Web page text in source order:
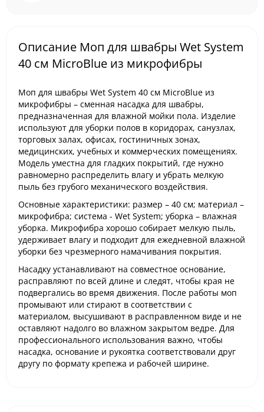
Описание Моп для швабры Wet System
40 см MicroBlue из микрофибры
Моп для швабры Wet System 40 см MicroBlue из
микрофибры – сменная насадка для швабры,
предназначенная для влажной мойки пола. Изделие
используют для уборки полов в коридорах, санузлах,
торговых залах, офисах, гостиничных зонах,
медицинских, учебных и коммерческих помещениях.
Модель уместна для гладких покрытий, где нужно
равномерно распределить влагу и убрать мелкую
пыль без грубого механического воздействия.
Основные характеристики: размер – 40 см; материал –
микрофибра; система - Wet System; уборка – влажная
уборка. Микрофибра хорошо собирает мелкую пыль,
удерживает влагу и подходит для ежедневной влажной
уборки без чрезмерного намачивания покрытия.
Насадку устанавливают на совместное основание,
расправляют по всей длине и следят, чтобы края не
подвергались во время движения. После работы моп
промывают или стирают в соответствии с
материалом, высушивают в расправленном виде и не
оставляют надолго во влажном закрытом ведре. Для
профессионального использования важно, чтобы
насадка, основание и рукоятка соответствовали друг
другу по формату крепежа и рабочей ширине.